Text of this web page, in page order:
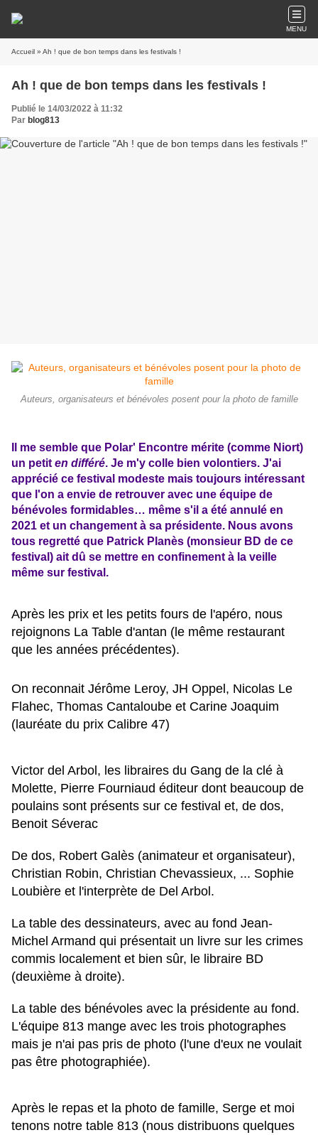
MENU
Accueil » Ah ! que de bon temps dans les festivals !
Ah ! que de bon temps dans les festivals !
Publié le 14/03/2022 à 11:32
Par blog813
Auteurs, organisateurs et bénévoles posent pour la photo de famille
Il me semble que Polar' Encontre mérite (comme Niort)
un petit en différé . Je m'y colle bien volontiers. J'ai
apprécié ce festival modeste mais toujours intéressant
que l'on a envie de retrouver avec une équipe de
bénévoles formidables… même s'il a été annulé en
2021 et un changement à sa présidente. Nous avons
tous regretté que Patrick Planès (monsieur BD de ce
festival) ait dû se mettre en confinement à la veille
même sur festival.
Après les prix et les petits fours de l'apéro, nous
rejoignons La Table d'antan (le même restaurant
que les années précédentes).
On reconnait Jérôme Leroy, JH Oppel, Nicolas Le
Flahec, Thomas Cantaloube et Carine Joaquim
(lauréate du prix Calibre 47)
Victor del Arbol, les libraires du Gang de la clé à
Molette, Pierre Fourniaud éditeur dont beaucoup de
poulains sont présents sur ce festival et, de dos,
Benoit Séverac
De dos, Robert Galès (animateur et organisateur),
Christian Robin, Christian Chevassieux, ... Sophie
Loubière et l'interprète de Del Arbol.
La table des dessinateurs, avec au fond Jean-
Michel Armand qui présentait un livre sur les crimes
commis localement et bien sûr, le libraire BD
(deuxième à droite).
La table des bénévoles avec la présidente au fond.
L'équipe 813 mange avec les trois photographes
mais je n'ai pas pris de photo (l'une d'eux ne voulait
pas être photographiée).
Après le repas et la photo de famille, Serge et moi
tenons notre table 813 (nous distribuons quelques